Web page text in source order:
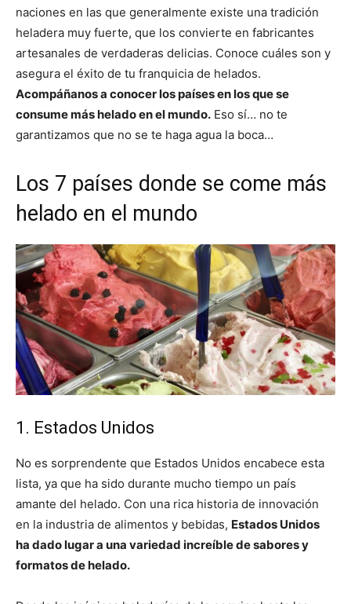
naciones en las que generalmente existe una tradición
heladera muy fuerte, que los convierte en fabricantes
artesanales de verdaderas delicias. Conoce cuáles son y
asegura el éxito de tu franquicia de helados.
Acompáñanos a conocer los países en los que se
consume más helado en el mundo. Eso sí… no te
garantizamos que no se te haga agua la boca…
Los 7 países donde se come más
helado en el mundo
1. Estados Unidos
No es sorprendente que Estados Unidos encabece esta
lista, ya que ha sido durante mucho tiempo un país
amante del helado. Con una rica historia de innovación
en la industria de alimentos y bebidas, Estados Unidos
ha dado lugar a una variedad increíble de sabores y
formatos de helado.